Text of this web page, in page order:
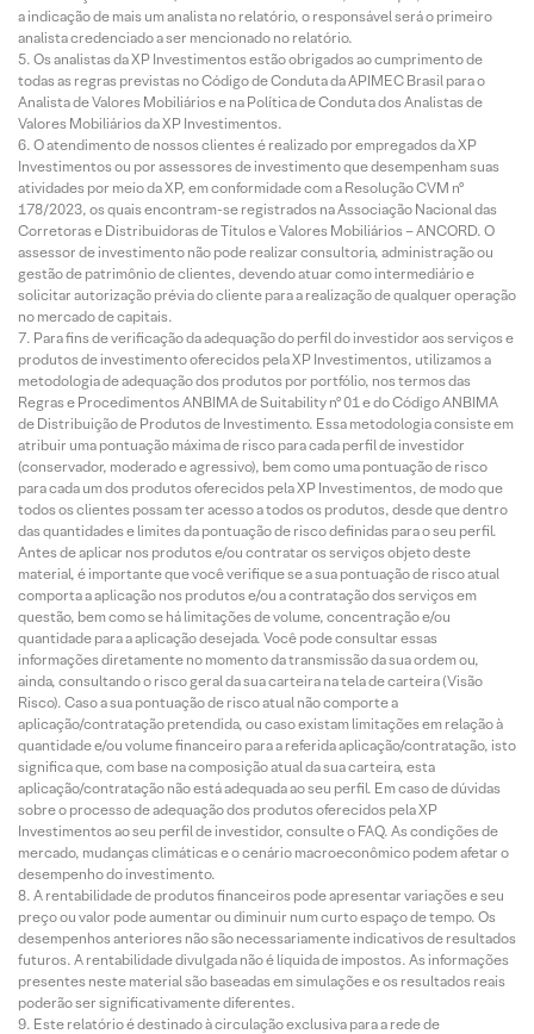
a indicação de mais um analista no relatório, o responsável será o primeiro
analista credenciado a ser mencionado no relatório.
Os analistas da XP Investimentos estão obrigados ao cumprimento de
todas as regras previstas no Código de Conduta da APIMEC Brasil para o
Analista de Valores Mobiliários e na Política de Conduta dos Analistas de
Valores Mobiliários da XP Investimentos.
O atendimento de nossos clientes é realizado por empregados da XP
Investimentos ou por assessores de investimento que desempenham suas
atividades por meio da XP, em conformidade com a Resolução CVM nº
178/2023, os quais encontram-se registrados na Associação Nacional das
Corretoras e Distribuidoras de Títulos e Valores Mobiliários – ANCORD. O
assessor de investimento não pode realizar consultoria, administração ou
gestão de patrimônio de clientes, devendo atuar como intermediário e
solicitar autorização prévia do cliente para a realização de qualquer operação
no mercado de capitais.
Para fins de verificação da adequação do perfil do investidor aos serviços e
produtos de investimento oferecidos pela XP Investimentos, utilizamos a
metodologia de adequação dos produtos por portfólio, nos termos das
Regras e Procedimentos ANBIMA de Suitability nº 01 e do Código ANBIMA
de Distribuição de Produtos de Investimento. Essa metodologia consiste em
atribuir uma pontuação máxima de risco para cada perfil de investidor
(conservador, moderado e agressivo), bem como uma pontuação de risco
para cada um dos produtos oferecidos pela XP Investimentos, de modo que
todos os clientes possam ter acesso a todos os produtos, desde que dentro
das quantidades e limites da pontuação de risco definidas para o seu perfil.
Antes de aplicar nos produtos e/ou contratar os serviços objeto deste
material, é importante que você verifique se a sua pontuação de risco atual
comporta a aplicação nos produtos e/ou a contratação dos serviços em
questão, bem como se há limitações de volume, concentração e/ou
quantidade para a aplicação desejada. Você pode consultar essas
informações diretamente no momento da transmissão da sua ordem ou,
ainda, consultando o risco geral da sua carteira na tela de carteira (Visão
Risco). Caso a sua pontuação de risco atual não comporte a
aplicação/contratação pretendida, ou caso existam limitações em relação à
quantidade e/ou volume financeiro para a referida aplicação/contratação, isto
significa que, com base na composição atual da sua carteira, esta
aplicação/contratação não está adequada ao seu perfil. Em caso de dúvidas
sobre o processo de adequação dos produtos oferecidos pela XP
Investimentos ao seu perfil de investidor, consulte o FAQ. As condições de
mercado, mudanças climáticas e o cenário macroeconômico podem afetar o
desempenho do investimento.
A rentabilidade de produtos financeiros pode apresentar variações e seu
preço ou valor pode aumentar ou diminuir num curto espaço de tempo. Os
desempenhos anteriores não são necessariamente indicativos de resultados
futuros. A rentabilidade divulgada não é líquida de impostos. As informações
presentes neste material são baseadas em simulações e os resultados reais
poderão ser significativamente diferentes.
Este relatório é destinado à circulação exclusiva para a rede de